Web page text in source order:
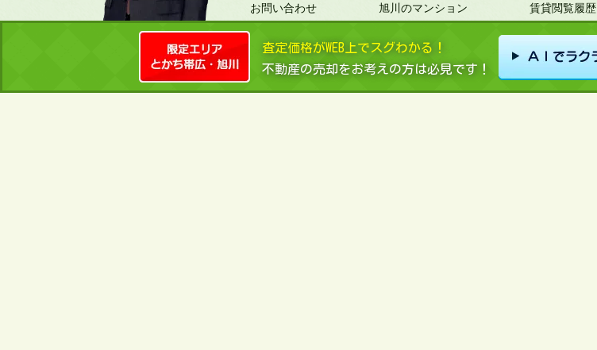
お問い合わせ
個人情報の取扱い
サイトマップ
旭川のマンション
会員登録
売買お気に入りリスト
売買閲覧履歴
賃貸閲覧履歴
査定価格がWEB上でスグわかる！
不動産の売却をお考えの方は必見です！